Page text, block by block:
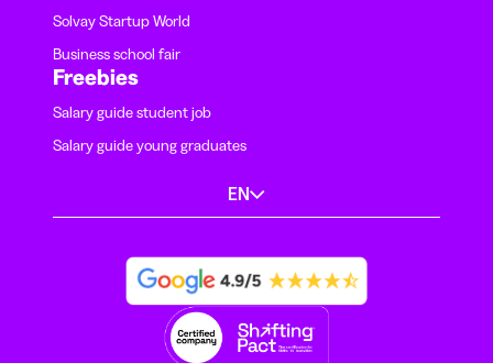
Solvay Startup World
Business school fair
Freebies
Salary guide student job
Salary guide young graduates
EN